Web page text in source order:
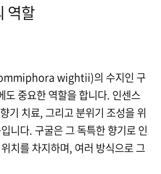
역할
wightii)의 수지인 구
도 중요한 역할을 합니다. 인센스
기 치료, 그리고 분위기 조성을 위
니다. 구굴은 그 독특한 향기로 인
치를 차지하며, 여러 방식으로 그